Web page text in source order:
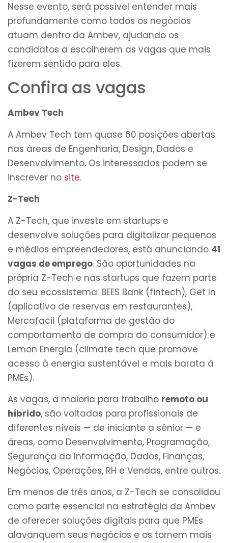
Nesse evento, será possível entender mais
profundamente como todos os negócios
atuam dentro da Ambev, ajudando os
candidatos a escolherem as vagas que mais
fizerem sentido para eles.
Confira as vagas
Ambev Tech
A Ambev Tech tem quase 60 posições abertas
nas áreas de Engenharia, Design, Dados e
Desenvolvimento. Os interessados podem se
inscrever no site.
Z-Tech
A Z-Tech, que investe em startups e
desenvolve soluções para digitalizar pequenos
e médios empreendedores, está anunciando 41
vagas de emprego. São oportunidades na
própria Z-Tech e nas startups que fazem parte
do seu ecossistema: BEES Bank (fintech), Get In
(aplicativo de reservas em restaurantes),
Mercafacil (plataforma de gestão do
comportamento de compra do consumidor) e
Lemon Energia (climate tech que promove
acesso à energia sustentável e mais barata à
PMEs).
As vagas, a maioria para trabalho remoto ou
híbrido, são voltadas para profissionais de
diferentes níveis — de iniciante a sênior — e
áreas, como Desenvolvimento, Programação,
Segurança da Informação, Dados, Finanças,
Negócios, Operações, RH e Vendas, entre outros.
Em menos de três anos, a Z-Tech se consolidou
como parte essencial na estratégia da Ambev
de oferecer soluções digitais para que PMEs
alavanquem seus negócios e os tornem mais